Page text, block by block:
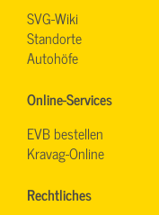
SVG-Wiki
Standorte
Autohöfe
Online-Services
EVB bestellen
Kravag-Online
Rechtliches